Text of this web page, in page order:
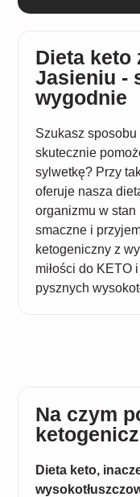
Dieta keto
Jasieniu -
wygodnie
Szukasz
skutecznie
sylwetkę? Przy
oferuje nasza
organizmu w
smaczne i
ketogeniczny z
miłości do KETO
pysznych
Na czym
Dieta keto,